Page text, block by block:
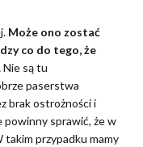
Może ono zostać
co do tego, że
Nie są tu
paserstwa
brak ostrożności i
powinny sprawić, że w
takim przypadku mamy